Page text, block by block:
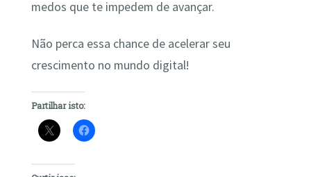
medos que te impedem de avançar.
Não perca essa chance de acelerar seu
crescimento no mundo digital!
Partilhar isto: